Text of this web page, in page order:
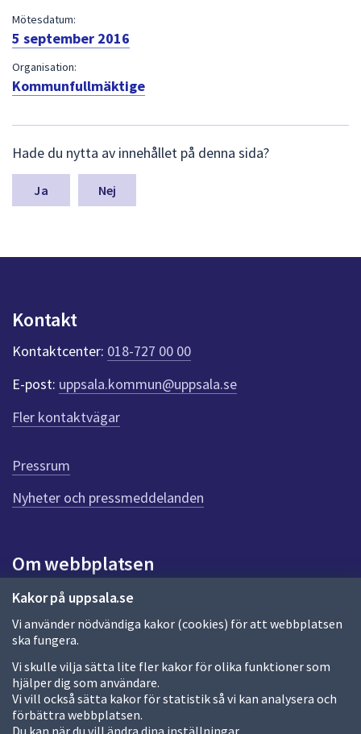
Kakor på uppsala.se
Vi använder nödvändiga kakor (cookies) för att webbplatsen
ska fungera.
Vi skulle vilja sätta lite fler kakor för olika funktioner som
hjälper dig som användare.
Vi vill också sätta kakor för statistik så vi kan analysera och
förbättra webbplatsen.
Du kan när du vill ändra dina inställningar.
Mötesdatum:
5 september 2016
Organisation:
Kommunfullmäktige
ä
m
a
n
k
t
e
r
f
ö
r
e
n
n
a
d
a
Hade du nytta av innehållet på denna sida?
Nej
Kontakt
Kontaktcenter: 018-727 00 00
E-post: uppsala.kommun@uppsala.se
Fler kontaktvägar
Pressrum
Nyheter och pressmeddelanden
Om webbplatsen
Om webbplatsen
Allmänna handlingar och diarium
Behandling av personuppgifter
Kakor
Språk (other languages)